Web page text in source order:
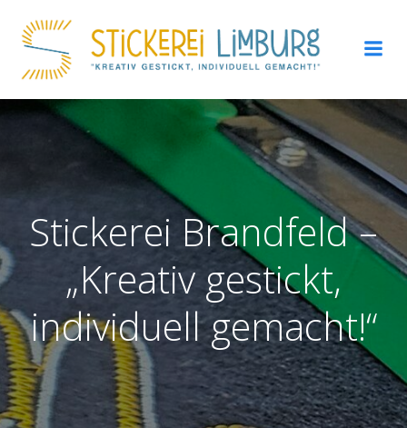
Inhalt
springen
Stickerei Brandfeld –
„Kreativ gestickt,
individuell gemacht!“